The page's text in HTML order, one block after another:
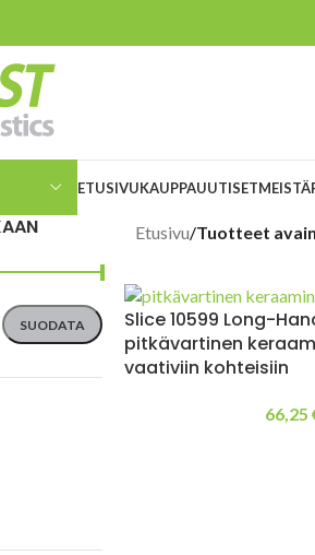
ETUSIVUKAUPPAUUTISETMEISTÄ
SUODATA
Etusivu/Tuotteet
Slice 10599 Long-
pitkävartinen
vaativiin kohteisiin
66,25